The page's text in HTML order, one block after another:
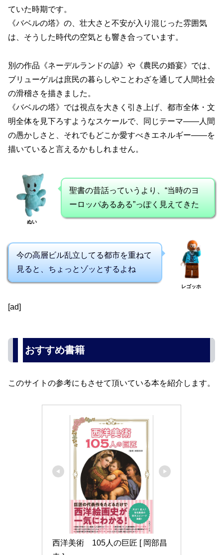
ていた時期です。
《バベルの塔》の、壮大さと不安が入り混じった雰囲気
は、そうした時代の空気とも響き合っています。
別の作品《ネーデルランドの諺》や《農民の婚宴》では、
ブリューゲルは庶民の暮らしやことわざを通して人間社会
の滑稽さを描きました。
《バベルの塔》では視点を大きく引き上げ、都市全体・文
明全体を見下ろすようなスケールで、同じテーマ――人間
の愚かしさと、それでもどこか愛すべきエネルギー――を
描いていると言えるかもしれません。
ぬい
聖書の昔話っていうより、“当時のヨ
ーロッパあるある”っぽく見えてきた
今の高層ビル乱立してる都市を重ねて
見ると、ちょっとゾッとするよね
レゴッホ
[ad]
おすすめ書籍
このサイトの参考にもさせて頂いている本を紹介します。
西洋美術　105人の巨匠 [ 岡部昌